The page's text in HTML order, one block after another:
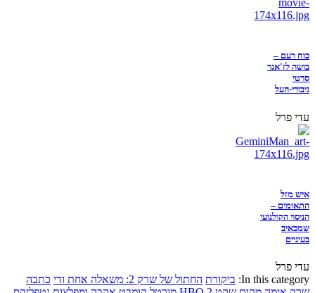
כוח רעם –
בושה לז'אנר
סרטי
גיבורי-העל
עדי פרל
איש מזל
התאומים –
הניסוי הקולנועי
שמכאיב
בעיניים
עדי פרל
In this category: ביקורת החתול של שרק 2: משאלה אחת ודי
כתבה